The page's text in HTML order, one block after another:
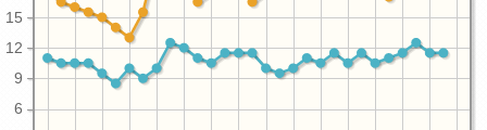
6
9
12
15